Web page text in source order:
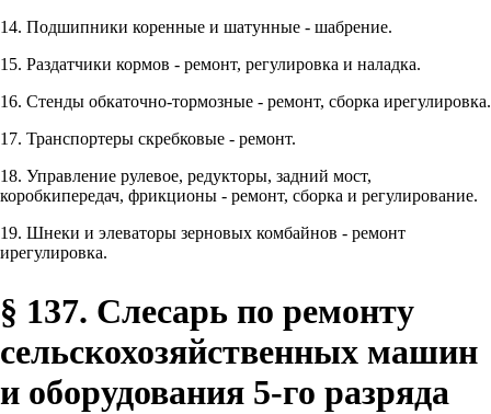
14. Подшипники коренные и шатунные - шабрение.
15. Раздатчики кормов - ремонт, регулировка и наладка.
16. Стенды обкаточно-тормозные - ремонт, сборка ирегулировка.
17. Транспортеры скребковые - ремонт.
18. Управление рулевое, редукторы, задний мост,
коробкипередач, фрикционы - ремонт, сборка и регулирование.
19. Шнеки и элеваторы зерновых комбайнов - ремонт
ирегулировка.
§ 137. Слесарь по ремонту
сельскохозяйственных машин
и оборудования 5-го разряда